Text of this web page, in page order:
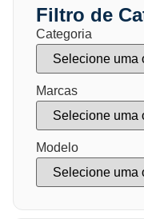
Filtro de
Categoria
Marcas
Modelo